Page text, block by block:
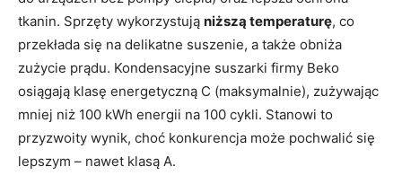
tkanin. Sprzęty wykorzystują niższą temperaturę, co
przekłada się na delikatne suszenie, a także obniża
zużycie prądu. Kondensacyjne suszarki firmy Beko
osiągają klasę energetyczną C (maksymalnie), zużywając
mniej niż 100 kWh energii na 100 cykli. Stanowi to
przyzwoity wynik, choć konkurencja może pochwalić się
lepszym – nawet klasą A.